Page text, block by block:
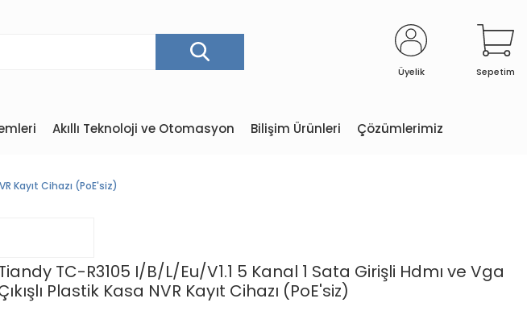
Üyelik Sepetim
Akıllı Teknoloji ve Otomasyon Bilişim Ürünleri Çözümlerimiz
Kayıt Cihazı (PoE'siz)
TC-R3105 I/B/L/Eu/V1.1 5 Kanal 1 Sata Girişli Hdmı ve Vga
Plastik Kasa NVR Kayıt Cihazı (PoE'siz)